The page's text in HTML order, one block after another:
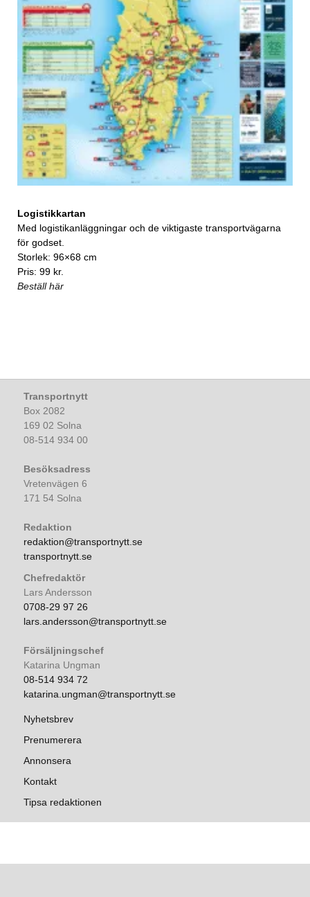
Logistikkartan
Med logistikanläggningar och de viktigaste transportvägarna
för godset.
Storlek: 96×68 cm
Pris: 99 kr.
Beställ här
Transportnytt
Box 2082
169 02 Solna
08-514 934 00
Besöksadress
Vretenvägen 6
171 54 Solna
Redaktion
redaktion@transportnytt.se
transportnytt.se
Chefredaktör
Lars Andersson
0708-29 97 26
lars.andersson@transportnytt.se
Försäljningschef
Katarina Ungman
08-514 934 72
katarina.ungman@transportnytt.se
Nyhetsbrev
Prenumerera
Annonsera
Kontakt
Tipsa redaktionen